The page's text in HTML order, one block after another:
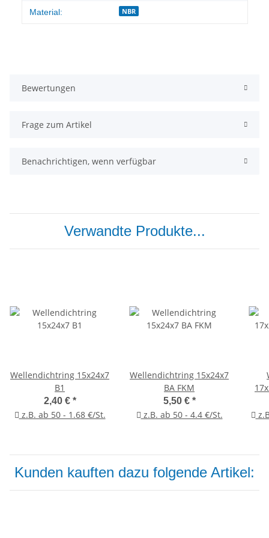
Material: NBR
Bewertungen
Frage zum Artikel
Benachrichtigen, wenn verfügbar
Verwandte Produkte...
Wellendichtring 15x24x7
B1
2,40 € *
z.B. ab 50 - 1.68 €/St.
Wellendichtring 15x24x7
BA FKM
5,50 € *
z.B. ab 50 - 4.4 €/St.
Kunden kauften dazu folgende Artikel: